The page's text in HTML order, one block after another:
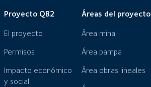
Proyecto QB2
El proyecto
Permisos
Impacto económico
y social
Áreas del proyecto
Área mina
Área pampa
Área obras lineales